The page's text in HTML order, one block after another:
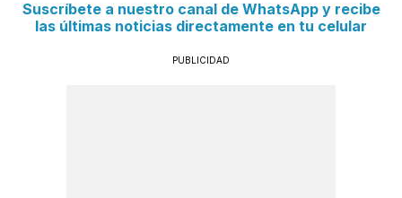
Suscríbete a nuestro canal de WhatsApp y recibe
las últimas noticias directamente en tu celular
PUBLICIDAD